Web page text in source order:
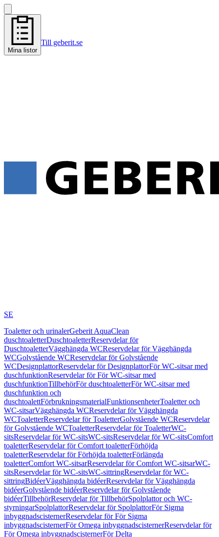
Mina listor
Till geberit.se
SE
Toaletter och urinalerGeberit AquaClean
duschtoaletterDuschtoaletterReservdelar för
DuschtoaletterVägghängda WCReservdelar för Vägghängda
WCGolvstående WCReservdelar för Golvstående
WCDesignplattorReservdelar för DesignplattorFör WC-sitsar med
duschfunktionReservdelar för För WC-sitsar med
duschfunktionTillbehörFör duschtoaletterFör WC-sitsar med
duschfunktion och
duschtoalettFörbrukningsmaterialFunktionsenheterToaletter och
WC-sitsarVägghängda WCReservdelar för Vägghängda
WCToaletterReservdelar för ToaletterGolvstående WCReservdelar
för Golvstående WCToaletterReservdelar för ToaletterWC-
sitsReservdelar för WC-sitsWC-sitsReservdelar för WC-sitsComfort
toaletterReservdelar för Comfort toaletterFörhöjda
toaletterReservdelar för Förhöjda toaletterFörlängda
toaletterComfort WC-sitsarReservdelar för Comfort WC-sitsarWC-
sitsReservdelar för WC-sitsWC-sittringReservdelar för WC-
sittringBidéerVägghängda bidéerReservdelar för Vägghängda
bidéerGolvstående bidéerReservdelar för Golvstående
bidéerTillbehörReservdelar för TillbehörSpolplattor och WC-
styrningarSpolplattorReservdelar för SpolplattorFör Sigma
inbyggnadscisternerReservdelar för För Sigma
inbyggnadscisternerFör Omega inbyggnadscisternerReservdelar för
För Omega inbyggnadscisternerFör Delta